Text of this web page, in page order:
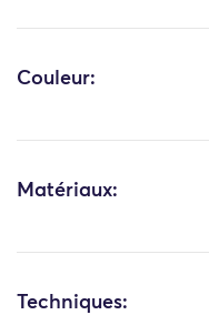
Couleur:
Matériaux:
Techniques: